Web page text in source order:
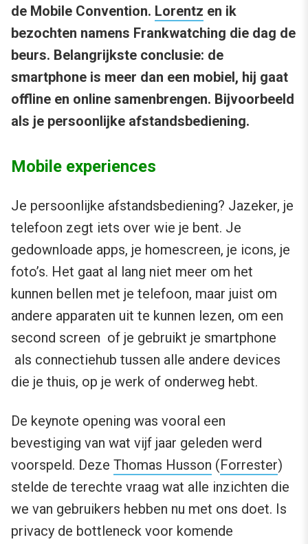
de Mobile Convention. Lorentz en ik
bezochten namens Frankwatching die dag de
beurs. Belangrijkste conclusie: de
smartphone is meer dan een mobiel, hij gaat
offline en online samenbrengen. Bijvoorbeeld
als je persoonlijke afstandsbediening.
Mobile experiences
Je persoonlijke afstandsbediening? Jazeker, je
telefoon zegt iets over wie je bent. Je
gedownloade apps, je homescreen, je icons, je
foto’s. Het gaat al lang niet meer om het
kunnen bellen met je telefoon, maar juist om
andere apparaten uit te kunnen lezen, om een
second screen of je gebruikt je smartphone
als connectiehub tussen alle andere devices
die je thuis, op je werk of onderweg hebt.
De keynote opening was vooral een
bevestiging van wat vijf jaar geleden werd
voorspeld. Deze Thomas Husson (Forrester)
stelde de terechte vraag wat alle inzichten die
we van gebruikers hebben nu met ons doet. Is
privacy de bottleneck voor komende